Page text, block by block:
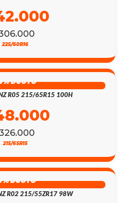
225/60R16
DSCTO
R05 215/65R15 100H
215/65R15
DSCTO
R02 215/55ZR17 98W